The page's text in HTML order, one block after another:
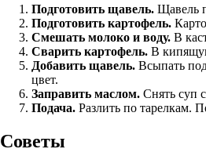
Подготовить щавель. Щавель
Подготовить картофель.
Смешать молоко и воду. В
Сварить картофель. В
Добавить щавель. Всыпать
цвет.
Заправить маслом. Снять суп
Подача. Разлить по тарелкам.
Советы